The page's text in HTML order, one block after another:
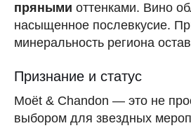
пряными оттенками. Вино
насыщенное послевкусие.
минеральность региона
Признание и статус
Moët & Chandon — это не
выбором для звездных